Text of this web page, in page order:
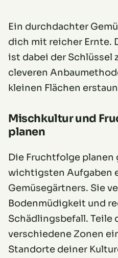
Ein durchdachter
dich mit reicher Ernte.
ist dabei der Schlüssel
cleveren
kleinen Flächen
Mischkultur und
planen
Die Fruchtfolge planen
wichtigsten Aufgaben
Gemüsegärtners. Sie
Bodenmüdigkeit und
Schädlingsbefall. Teile
verschiedene Zonen
Standorte deiner